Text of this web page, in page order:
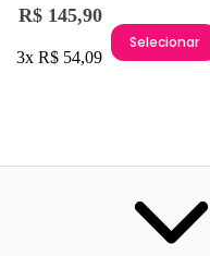
R$ 145,90
3x R$ 54,09
Selecionar